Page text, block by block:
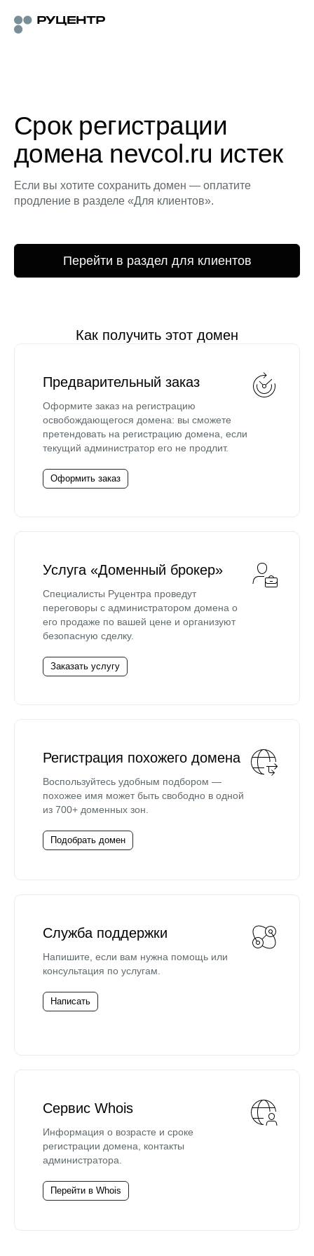
Срок регистрации
домена nevcol.ru истек
Если вы хотите сохранить домен — оплатите
продление в разделе «Для клиентов».
Перейти в раздел для клиентов
Как получить этот домен
Предварительный заказ
Оформите заказ на регистрацию
освобождающегося домена: вы сможете
претендовать на регистрацию домена, если
текущий администратор его не продлит.
Оформить заказ
Услуга «Доменный брокер»
Специалисты Руцентра проведут
переговоры с администратором домена о
его продаже по вашей цене и организуют
безопасную сделку.
Заказать услугу
Регистрация похожего домена
Воспользуйтесь удобным подбором —
похожее имя может быть свободно в одной
из 700+ доменных зон.
Подобрать домен
Служба поддержки
Напишите, если вам нужна помощь или
консультация по услугам.
Написать
Сервис Whois
Информация о возрасте и сроке
регистрации домена, контакты
администратора.
Перейти в Whois